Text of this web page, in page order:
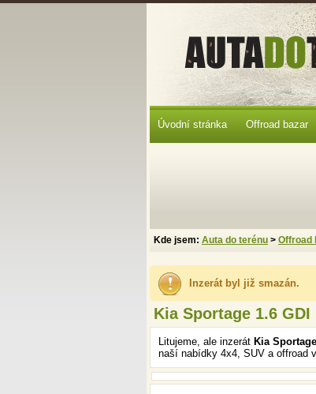
Inzerát byl již smazán.
Kia Sportage 1.6 GDI
Litujeme, ale inzerát Kia
naší nabídky 4x4, SUV a offroad
Úvodní stránka Offroad bazar
Kde jsem: Auta do terénu > Offroad